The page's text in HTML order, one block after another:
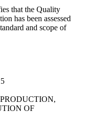
that the Quality
has been assessed
and scope of
OF